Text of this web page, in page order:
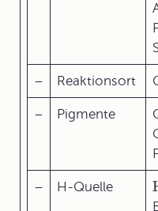
– Reaktionsort
– Pigmente
– H-Quelle